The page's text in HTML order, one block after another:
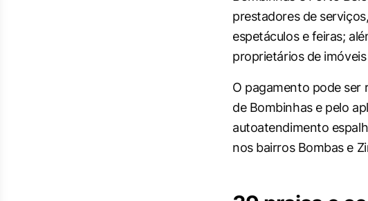
prestadores de
espetáculos e feiras;
proprietários de
O pagamento pode ser
de Bombinhas e pelo
autoatendimento
nos bairros Bombas e